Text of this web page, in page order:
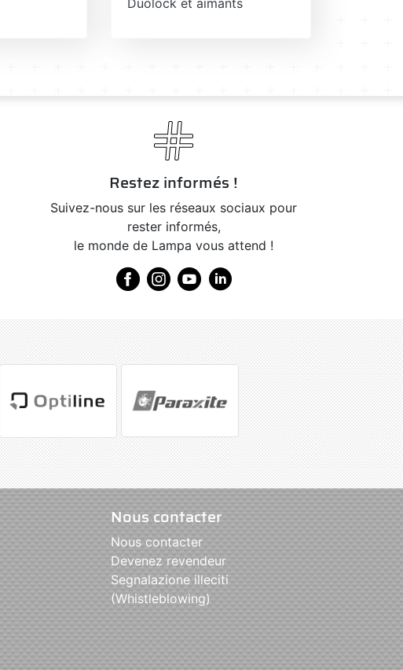
Restez informés !
Suivez-nous sur les réseaux sociaux pour
rester informés,
le monde de Lampa vous attend !
Nous contacter
Nous contacter
Devenez revendeur
Segnalazione illeciti
(Whistleblowing)